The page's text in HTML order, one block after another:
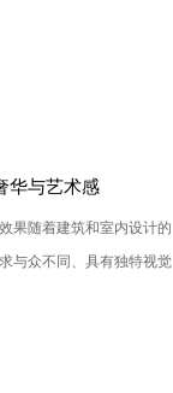
华与艺术感
果随着建筑和室内设计的
与众不同、具有独特视觉